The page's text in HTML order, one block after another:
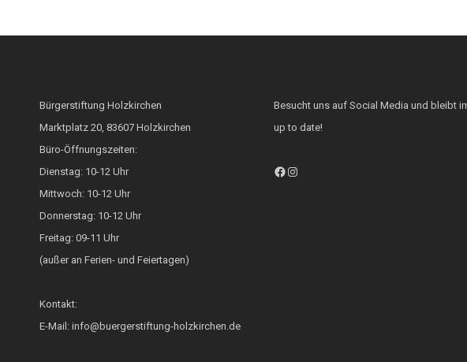
Bürgerstiftung Holzkirchen
Marktplatz 20, 83607 Holzkirchen
Büro-Öffnungszeiten:
Dienstag: 10-12 Uhr
Mittwoch: 10-12 Uhr
Donnerstag: 10-12 Uhr
Freitag: 09-11 Uhr
(außer an Ferien- und Feiertagen)
Kontakt:
E-Mail: info@buergerstiftung-holzkirchen.de
Besucht uns auf Social Media und bleibt
up to date!
Facebook